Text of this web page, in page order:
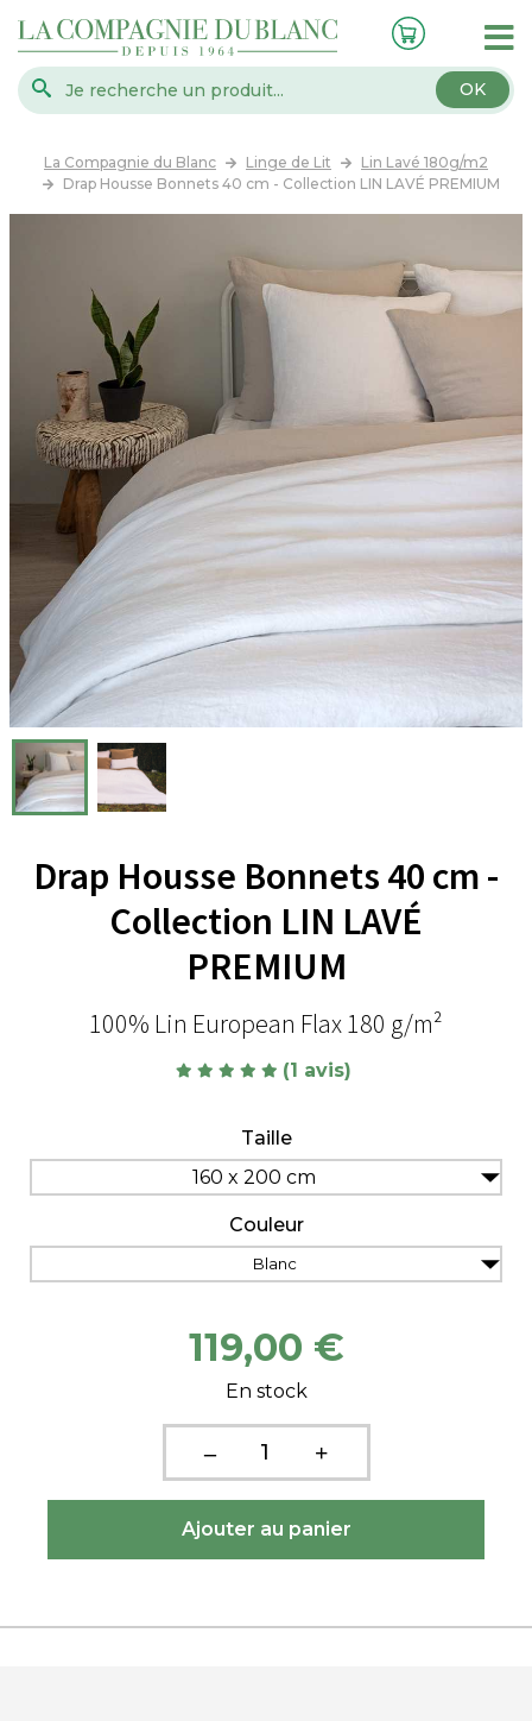
OK
La Compagnie du Blanc Linge de Lit
Lin Lavé 180g/m2
Drap Housse Bonnets 40 cm - Collection LIN LAVÉ PREMIUM
Drap Housse Bonnets 40 cm -
Collection LIN LAVÉ
PREMIUM
100% Lin European Flax 180 g/m²
(1 avis)
Taille
160 x 200 cm
Couleur
Blanc
119,00 €
En stock